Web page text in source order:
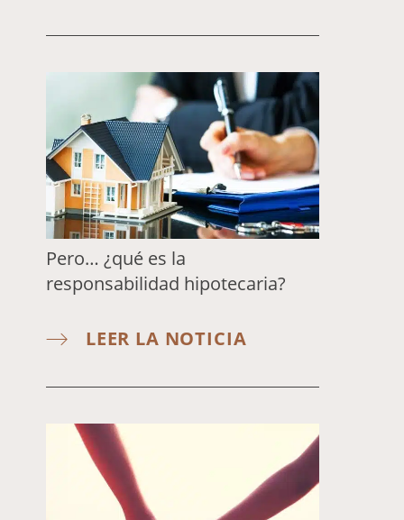
Pero… ¿qué es la
responsabilidad hipotecaria?
LEER LA NOTICIA